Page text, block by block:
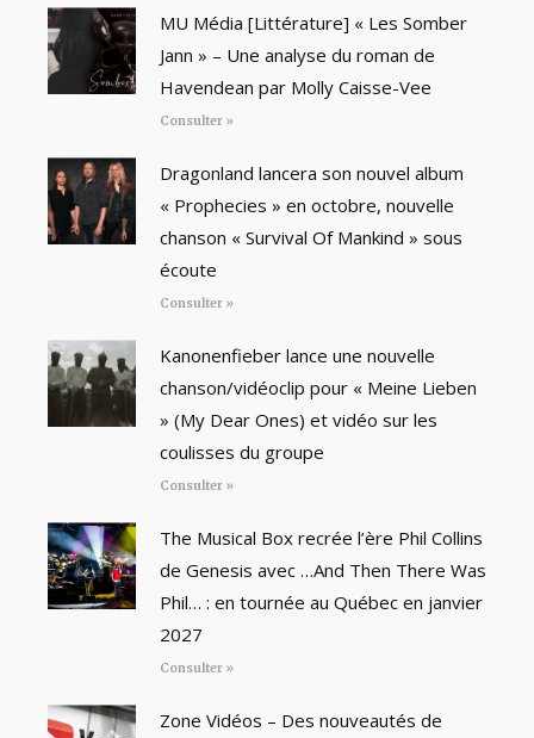
MU Média [Littérature] « Les Somber
Jann » – Une analyse du roman de
Havendean par Molly Caisse-Vee
Consulter »
Dragonland lancera son nouvel album
« Prophecies » en octobre, nouvelle
chanson « Survival Of Mankind » sous
écoute
Consulter »
Kanonenfieber lance une nouvelle
chanson/vidéoclip pour « Meine Lieben
» (My Dear Ones) et vidéo sur les
coulisses du groupe
Consulter »
The Musical Box recrée l’ère Phil Collins
de Genesis avec …And Then There Was
Phil… : en tournée au Québec en janvier
2027
Consulter »
Zone Vidéos – Des nouveautés de